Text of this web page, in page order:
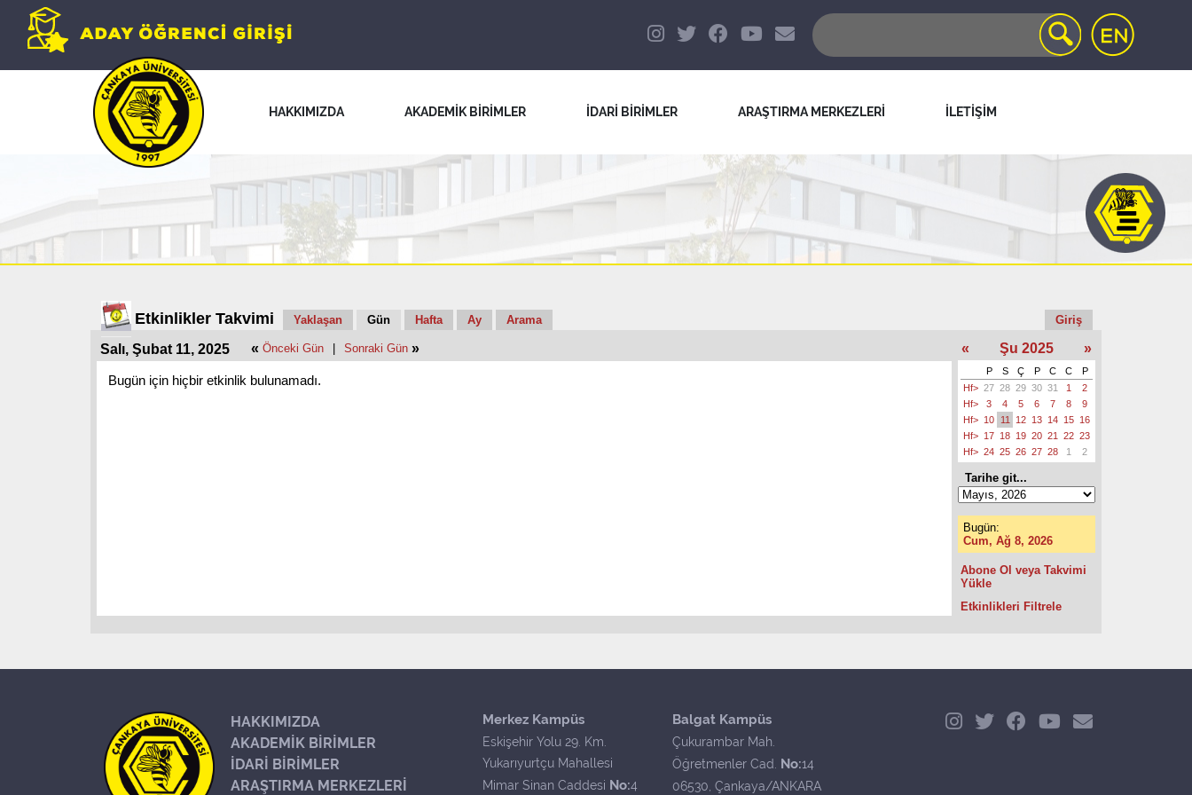
HAKKIMIZDA AKADEMİK BİRİMLER İDARİ BİRİMLER ARAŞTIRMA MERKEZLERİ İLETİŞİM
Etkinlikler Takvimi Yaklaşan Gün Hafta Ay Arama Giriş
Salı, Şubat 11, 2025 « Önceki Gün Sonraki Gün »
Bugün için hiçbir etkinlik bulunamadı.
« Şu 2025 »
P S Ç P C C
P
Hf> 27 28 29 30 31 1
2
Hf>
3 4 5 6 7 8
9
Hf> 10 11 12 13 14 15 16
Hf> 17 18 19 20 21 22 23
Hf> 24 25 26 27 28 1 2
Tarihe git...
Bugün:
Cum, Ağ 8, 2026
Abone Ol veya Takvimi
Yükle
Etkinlikleri Filtrele
HAKKIMIZDA
AKADEMİK BİRİMLER
İDARİ BİRİMLER
ARAŞTIRMA MERKEZLERİ
Merkez Kampüs
Eskişehir Yolu 29. Km.
Yukarıyurtçu Mahallesi
Mimar Sinan Caddesi No:4
Balgat Kampüs
Çukurambar Mah.
Öğretmenler Cad. No:14
06530, Çankaya/ANKARA